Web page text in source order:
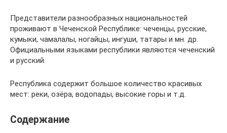
Представители разнообразных национальностей
проживают в Чеченской Республике: чеченцы, русские,
кумыки, чамалалы, ногайцы, ингуши, татары и мн. др.
Официальными языками республики являются чеченский
и русский.
Республика содержит большое количество красивых
мест: реки, озёра, водопады, высокие горы и т.д.
Содержание